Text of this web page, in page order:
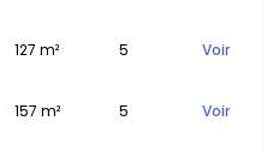
127 m² 5 Voir
157 m² 5 Voir